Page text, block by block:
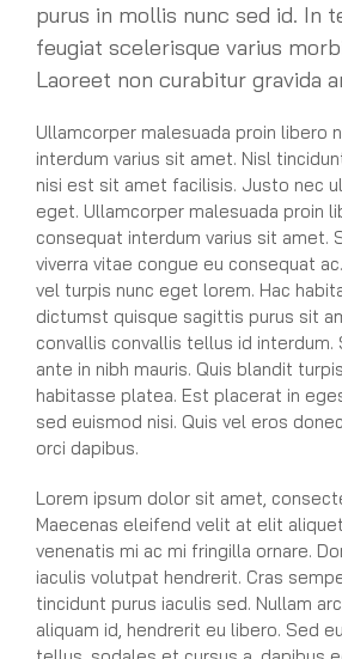
purus in mollis nunc sed id. In
feugiat scelerisque varius
Laoreet non curabitur gravida
Ullamcorper malesuada proin libero
interdum varius sit amet. Nisl
nisi est sit amet facilisis. Justo nec
eget. Ullamcorper malesuada proin
consequat interdum varius sit amet.
viverra vitae congue eu consequat
vel turpis nunc eget lorem. Hac
dictumst quisque sagittis purus sit
convallis convallis tellus id interdum.
ante in nibh mauris. Quis blandit
habitasse platea. Est placerat in
sed euismod nisi. Quis vel eros
orci dapibus.
Lorem ipsum dolor sit amet,
Maecenas eleifend velit at elit
venenatis mi ac mi fringilla ornare.
iaculis volutpat hendrerit. Cras
tincidunt purus iaculis sed. Nullam
aliquam id, hendrerit eu libero. Sed